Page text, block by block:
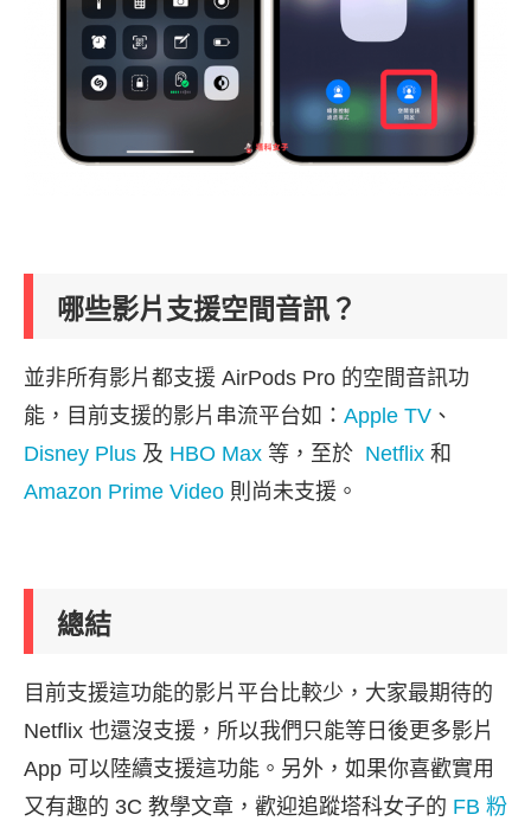
哪些影片支援空間音訊？
並非所有影片都支援 AirPods Pro 的空間音訊功
能，目前支援的影片串流平台如： Apple TV 、
Disney Plus 及 HBO Max 等，至於 Netflix 和
Amazon Prime Video 則尚未支援。
總結
目前支援這功能的影片平台比較少，大家最期待的
Netflix 也還沒支援，所以我們只能等日後更多影片
App 可以陸續支援這功能。另外，如果你喜歡實用
又有趣的 3C 教學文章，歡迎追蹤塔科女子的 FB 粉